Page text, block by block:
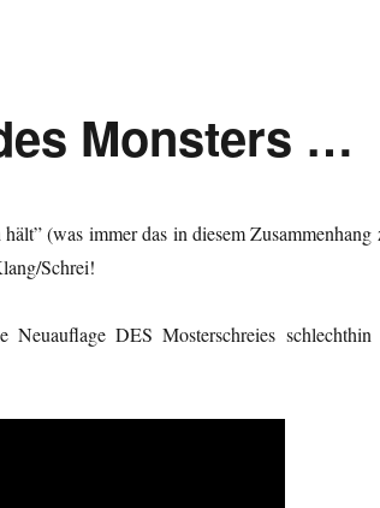
Monsters …
(was immer das in diesem Zusammenhang
Schrei!
DES Mosterschreies